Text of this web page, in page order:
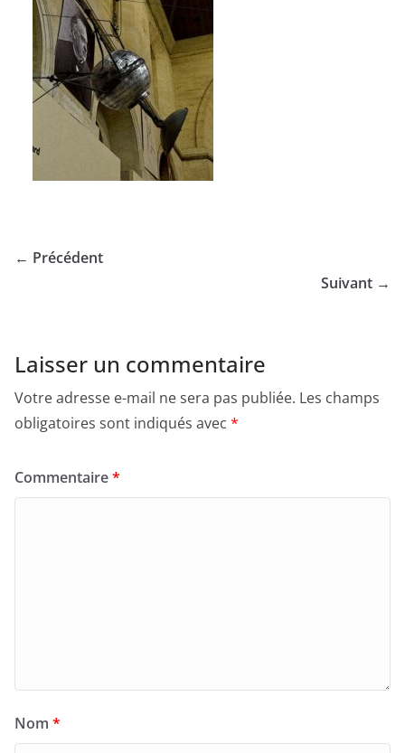
← Précédent
Suivant →
Laisser un commentaire
Votre adresse e-mail ne sera pas publiée. Les champs
obligatoires sont indiqués avec *
Commentaire*
Nom *